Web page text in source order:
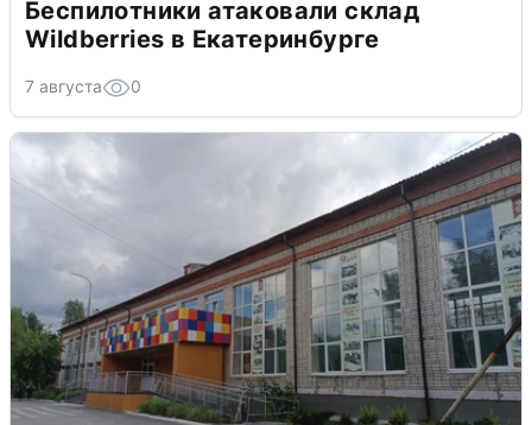
Беспилотники атаковали склад
Wildberries в Екатеринбурге
7 августа 0